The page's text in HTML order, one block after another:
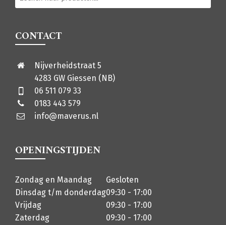
CONTACT
Nijverheidstraat 5
4283 GW Giessen (NB)
06 511 079 33
0183 443 579
info@maverus.nl
OPENINGSTIJDEN
Zondag en Maandag
Gesloten
Dinsdag t/m donderdag09:30 - 17:00
Vrijdag
09:30 - 17:00
Zaterdag
09:30 - 17:00